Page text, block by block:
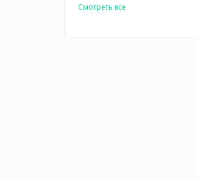
Смотреть все